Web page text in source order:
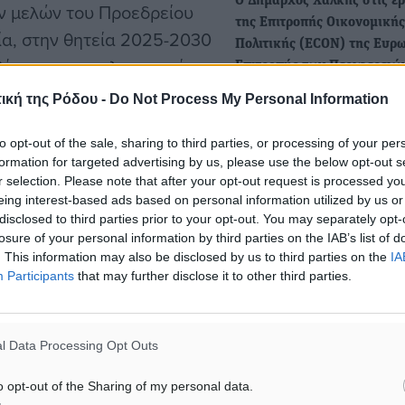
της Ρόδου - Do Not Process My Personal Information
opt-out of the sale, sharing to third parties, or processing of your
for targeted advertising by us, please use the below opt-out
selection. Please note that after your opt-out request is processed
interest-based ads based on personal information utilized by us
to third parties prior to your opt-out. You may separately
of your personal information by third parties on the IAB’s list of
This information may also be disclosed by us to third parties on the
Participants that may further disclose it to other third parties.
Data Processing Opt Outs
opt-out of the Sharing of my personal data.
μελών του Προεδρείου
στην θητεία 2025-2030
για την λειτουργία
που με
του Αντιπρόεδρου
του Πολιτικού
δουλειά για την
της χώρας μας. Η
των Περιφερειών
ευθύνης :
της Επιτροπής για το
της Ευρωπαϊκής
της Επιτροπής Οικονομικής
Πολιτικής (ECON) της
Επιτροπής των
Στις εργασίες της Επιτροπής
Ευρωπαϊκής Επιτροπής των
Περιφερειών,…
Συμμετοχή του Δημάρχου
στη συνεδρίαση της
Φυσικών Πόρων (NAT) της
Ευρωπαϊκής Επιτροπής των
Ιουνίου 2026. ο